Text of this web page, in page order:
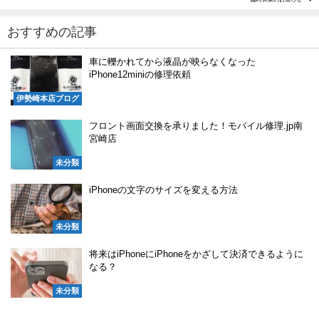
おすすめの記事
伊勢崎本店ブログ
車に轢かれてから液晶が映らなくなった
iPhone12miniの修理依頼
未分類
フロント画面交換を承りました！モバイル修理.jp南
宮崎店
未分類
iPhoneの文字のサイズを変える方法
未分類
将来はiPhoneにiPhoneをかざして決済できるように
なる？